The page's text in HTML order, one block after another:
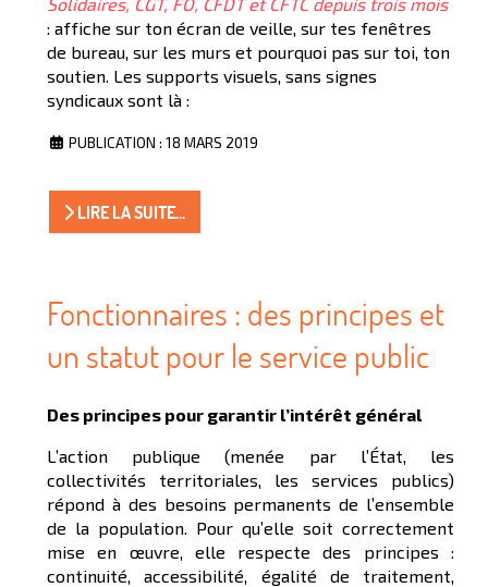
Solidaires, CGT, FO, CFDT et CFTC depuis trois mois
: affiche sur ton écran de veille, sur tes fenêtres
de bureau, sur les murs et pourquoi pas sur toi, ton
soutien. Les supports visuels, sans signes
syndicaux sont là :
PUBLICATION : 18 MARS 2019
LIRE LA SUITE...
Fonctionnaires : des principes et
un statut pour le service public
Des principes pour garantir l’intérêt général
L’action publique (menée par l’État, les
collectivités territoriales, les services publics)
répond à des besoins permanents de l’ensemble
de la population. Pour qu’elle soit correctement
mise en œuvre, elle respecte des principes :
continuité, accessibilité, égalité de traitement,